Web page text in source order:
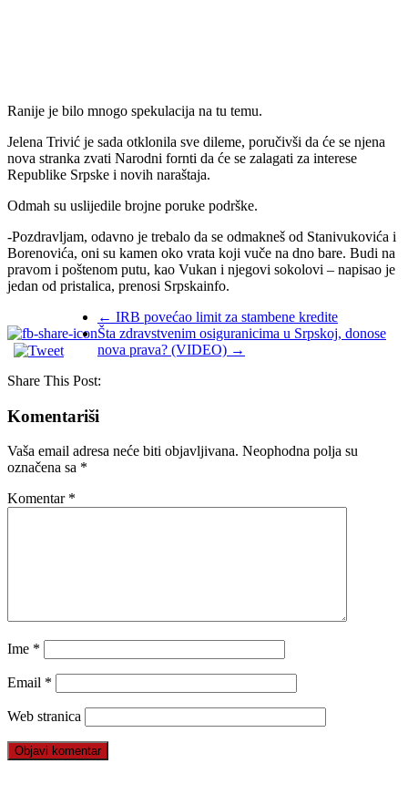
Ranije je bilo mnogo spekulacija na tu temu.
Jelena Trivić je sada otklonila sve dileme, poručivši da će se njena
nova stranka zvati Narodni fornti da će se zalagati za interese
Republike Srpske i novih naraštaja.
Odmah su uslijedile brojne poruke podrške.
-Pozdravljam, odavno je trebalo da se odmakneš od Stanivukovića i
Borenovića, oni su kamen oko vrata koji vuče na dno bare. Budi na
pravom i poštenom putu, kao Vukan i njegovi sokolovi – napisao je
jedan od pristalica, prenosi Srpskainfo.
← IRB povećao limit za stambene kredite
Šta zdravstvenim osiguranicima u Srpskoj, donose
nova prava? (VIDEO) →
Share This Post:
Komentariši
Vaša email adresa neće biti objavljivana. Neophodna polja su
označena sa *
Komentar *
Ime *
Email *
Web stranica